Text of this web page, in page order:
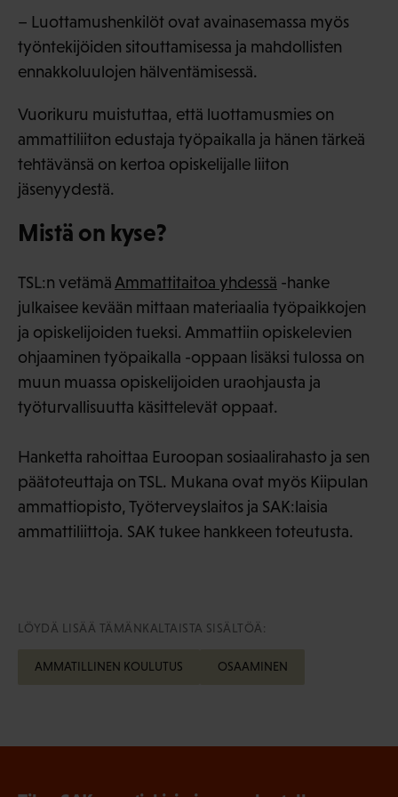
– Luottamushenkilöt ovat avainasemassa myös
työntekijöiden sitouttamisessa ja mahdollisten
ennakkoluulojen hälventämisessä.
Vuorikuru muistuttaa, että luottamusmies on
ammattiliiton edustaja työpaikalla ja hänen tärkeä
tehtävänsä on kertoa opiskelijalle liiton
jäsenyydestä.
Mistä on kyse?
TSL:n vetämä Ammattitaitoa yhdessä -hanke
julkaisee kevään mittaan materiaalia työpaikkojen
ja opiskelijoiden tueksi. Ammattiin opiskelevien
ohjaaminen työpaikalla -oppaan lisäksi tulossa on
muun muassa opiskelijoiden uraohjausta ja
työturvallisuutta käsittelevät oppaat.
Hanketta rahoittaa Euroopan sosiaalirahasto ja sen
päätoteuttaja on TSL. Mukana ovat myös Kiipulan
ammattiopisto, Työterveyslaitos ja SAK:laisia
ammattiliittoja. SAK tukee hankkeen toteutusta.
LÖYDÄ LISÄÄ TÄMÄNKALTAISTA SISÄLTÖÄ:
AMMATILLINEN KOULUTUS OSAAMINEN